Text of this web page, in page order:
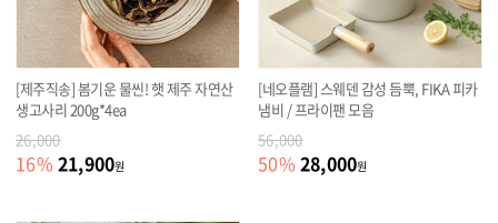
[제주직송] 봄기운 물씬! 햇 제주 자연산
생고사리 200g*4ea
26,000
16% 21,900원
[네오플램] 스웨덴 감성 듬뿍, FIKA 피카
냄비 / 프라이팬 모음
56,000
50% 28,000원